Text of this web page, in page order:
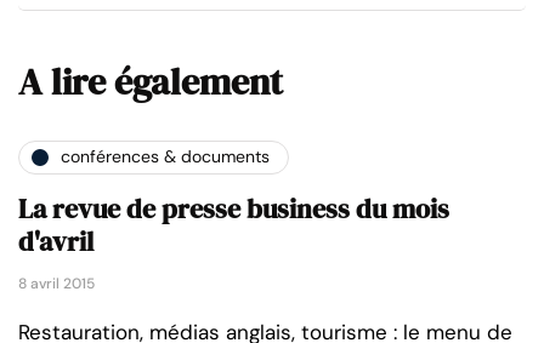
A lire également
conférences & documents
La revue de presse business du mois
d'avril
8 avril 2015
Restauration, médias anglais, tourisme : le menu de